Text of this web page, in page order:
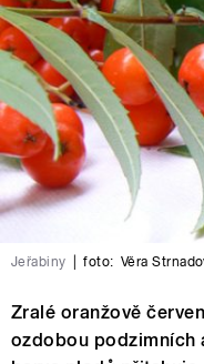
Jeřabiny foto: Věra
Zralé oranžově
ozdobou podzimních